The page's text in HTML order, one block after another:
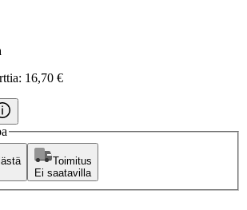
16,70 €
Toimitus
Ei saatavilla